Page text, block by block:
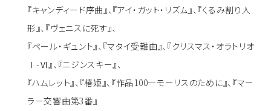
『キャンディード序曲』、『アイ・ガット・リズム』、『くるみ割り人
形』、『ヴェニスに死す』、
『ペール・ギュント』、『マタイ受難曲』、『クリスマス・オラトリオ
Ⅰ-Ⅵ』、『ニジンスキー』、
『ハムレット』、『椿姫』、『作品100―モーリスのために』、『マー
ラー交響曲第3番』